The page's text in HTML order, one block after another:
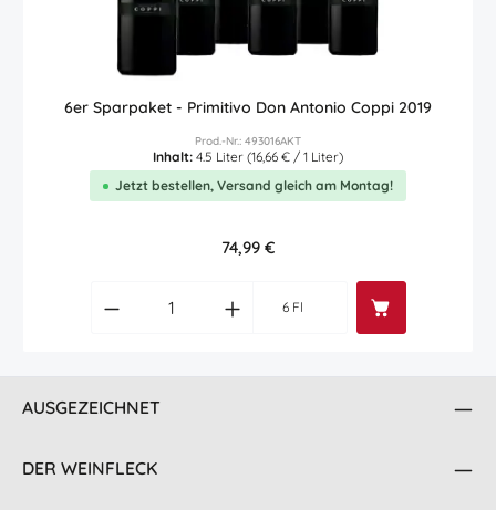
6er Sparpaket - Primitivo Don Antonio Coppi 2019
Prod.-Nr.: 493016AKT
Inhalt: 4.5 Liter (16,66 € / 1 Liter)
Jetzt bestellen, Versand gleich am Montag!
Regulärer Preis:
74,99 €
Produkt Anzahl: Gib den gewünschten
6 Fl
AUSGEZEICHNET
DER WEINFLECK